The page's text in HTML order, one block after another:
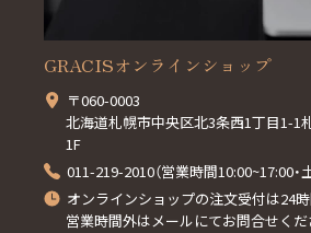
GRACISオンラインショップ
〒060-0003
北海道札幌市中央区北3条西1丁目1-1
1F
011-219-2010（営業時間10:00~17:00・
オンラインショップの注文受付は24時
営業時間外はメールにてお問合せくだ